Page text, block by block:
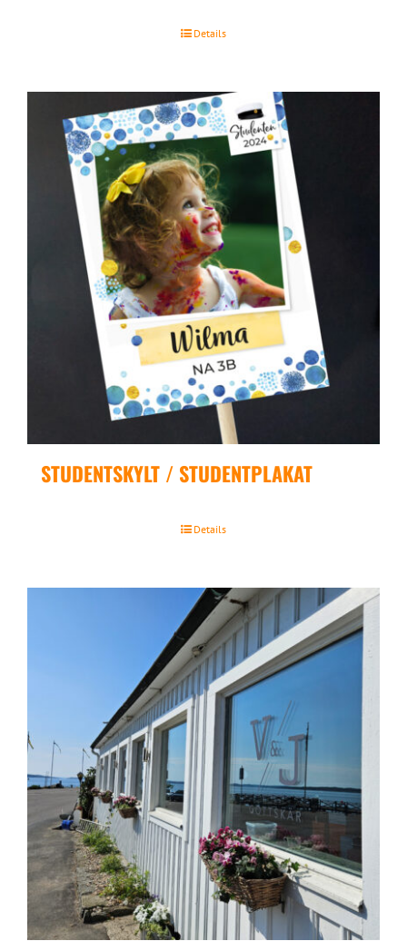
Details
STUDENTSKYLT / STUDENTPLAKAT
Details